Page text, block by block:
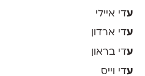
עדי איילי
עדי ארדון
עדי בראון
עדי וייס